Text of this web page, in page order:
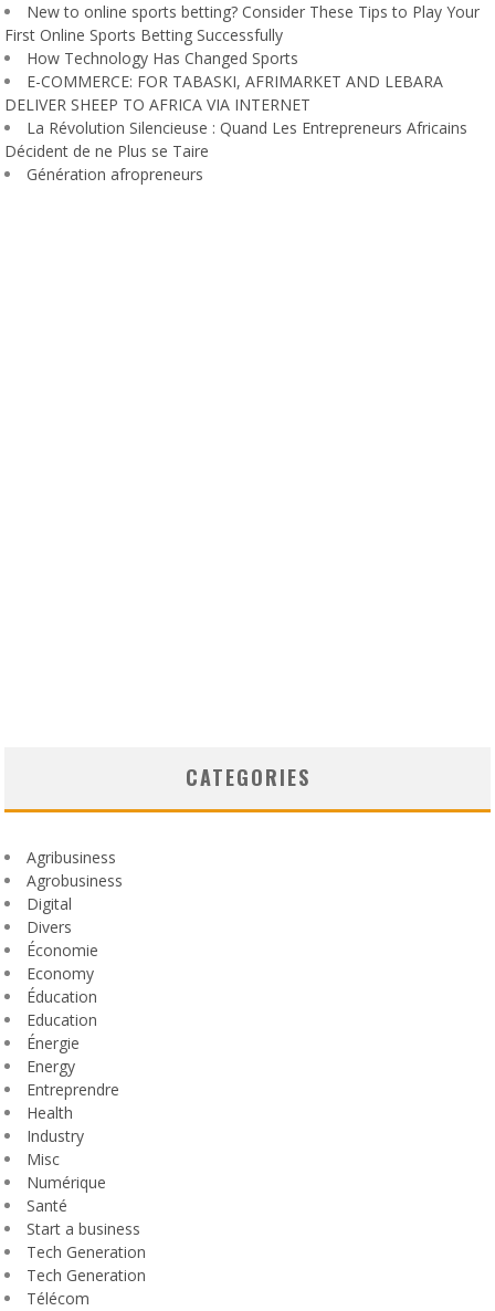
New to online sports betting? Consider These Tips to Play Your
First Online Sports Betting Successfully
How Technology Has Changed Sports
E-COMMERCE: FOR TABASKI, AFRIMARKET AND LEBARA
DELIVER SHEEP TO AFRICA VIA INTERNET
La Révolution Silencieuse : Quand Les Entrepreneurs Africains
Décident de ne Plus se Taire
Génération afropreneurs
CATEGORIES
Agribusiness
Agrobusiness
Digital
Divers
Économie
Economy
Éducation
Education
Énergie
Energy
Entreprendre
Health
Industry
Misc
Numérique
Santé
Start a business
Tech Generation
Tech Generation
Télécom